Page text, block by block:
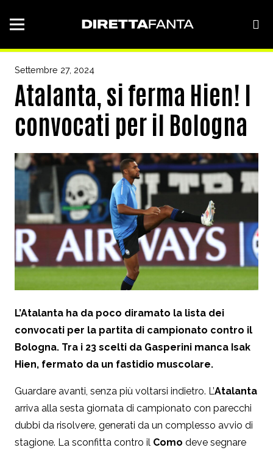
Settembre 27, 2024
Atalanta, si ferma Hien! I
convocati per il Bologna
L’Atalanta ha da poco diramato la lista dei
convocati per la partita di campionato contro il
Bologna. Tra i 23 scelti da Gasperini manca Isak
Hien, fermato da un fastidio muscolare.
Guardare avanti, senza più voltarsi indietro. L’Atalanta
arriva alla sesta giornata di campionato con parecchi
dubbi da risolvere, generati da un complesso avvio di
stagione. La sconfitta contro il Como deve segnare